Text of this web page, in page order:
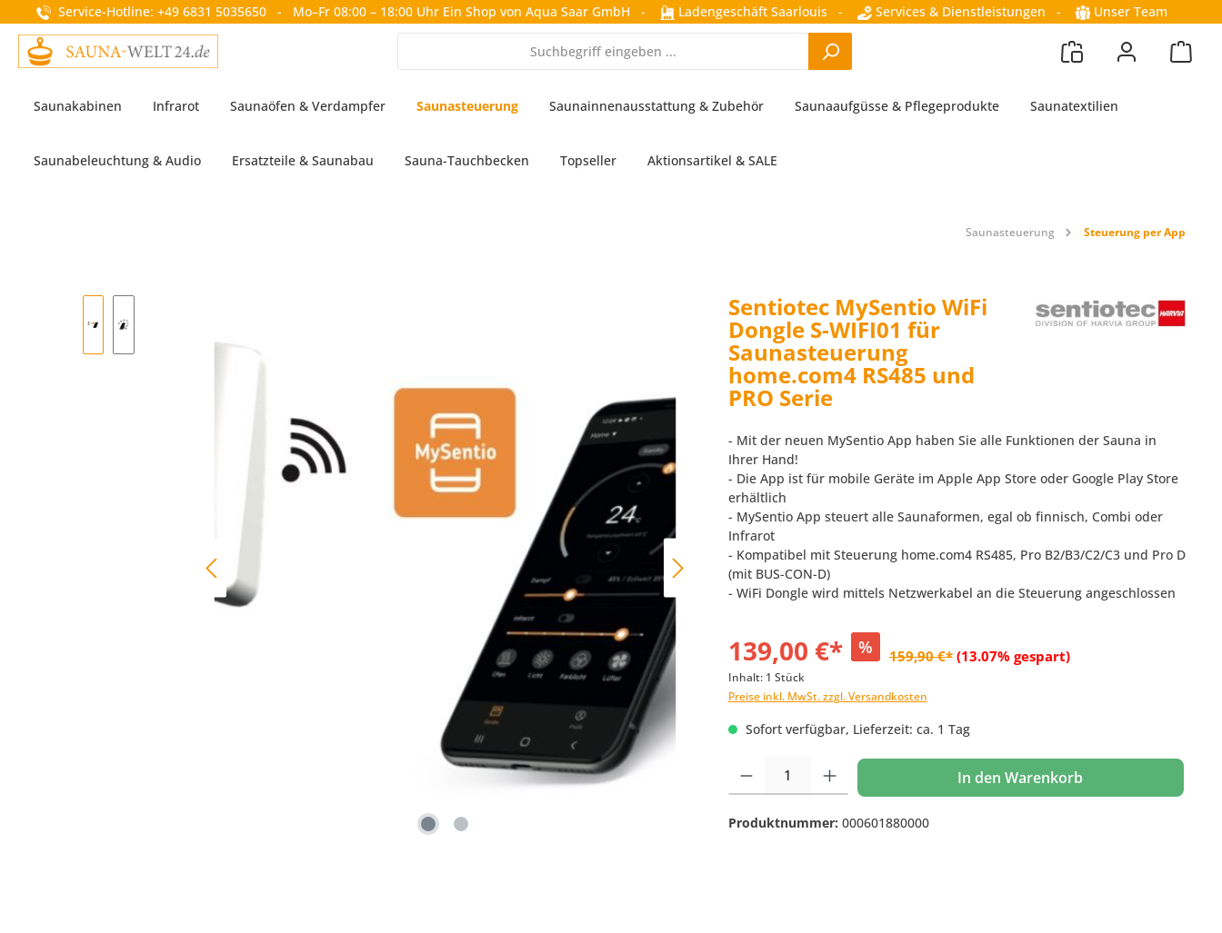
Zur Hauptnavigation springen
Service-Hotline: +49 6831 5035650 - Mo–Fr 08:00 – 18:00 Uhr Ein Shop von Aqua Saar GmbH - Ladengeschäft Saarlouis - Services & Dienstleistungen - Unser Team
Saunakabinen Infrarot Saunaöfen & Verdampfer Saunasteuerung Saunainnenausstattung & Zubehör Saunaaufgüsse & Pflegeprodukte Saunatextilien
Saunabeleuchtung & Audio Ersatzteile & Saunabau Sauna-Tauchbecken Topseller Aktionsartikel & SALE
Saunasteuerung Steuerung per App
Sentiotec MySentio WiFi
Dongle S-WIFI01 für
Saunasteuerung
home.com4 RS485 und
PRO Serie
- Mit der neuen MySentio App haben Sie alle Funktionen der Sauna in
Ihrer Hand!
- Die App ist für mobile Geräte im Apple App Store oder Google Play Store
erhältlich
- MySentio App steuert alle Saunaformen, egal ob finnisch, Combi oder
Infrarot
- Kompatibel mit Steuerung home.com4 RS485, Pro B2/B3/C2/C3 und Pro D
(mit BUS-CON-D)
- WiFi Dongle wird mittels Netzwerkabel an die Steuerung angeschlossen
139,00 €* % 159,90 €* (13.07% gespart)
Inhalt: 1 Stück
Preise inkl. MwSt. zzgl. Versandkosten
Sofort verfügbar, Lieferzeit: ca. 1 Tag
Produkt Anzahl: Gib den gewünschten Wert ein oder benutze die Schaltflächen um die
In den Warenkorb
Produktnummer: 000601880000